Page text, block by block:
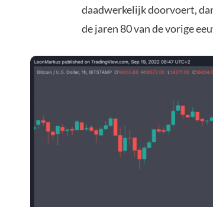
daadwerkelijk doorvoert,
de jaren 80 van de vorige